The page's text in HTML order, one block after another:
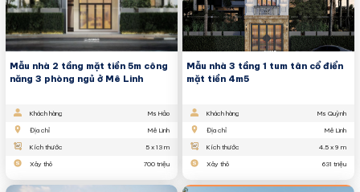
Mẫu nhà 2 tầng mặt tiền 5m công
năng 3 phòng ngủ ở Mê Linh
Khách hàng Ms Hảo
Địa chỉ Mê Linh
Kích thước 5 x 13 m
Xây thô 700 triệu
Mẫu nhà 3 tầng 1 tum tân cổ điển
mặt tiền 4m5
Khách hàng Ms Quỳnh
Địa chỉ Mê Linh
Kích thước 4.5 x 9 m
Xây thô 631 triệu